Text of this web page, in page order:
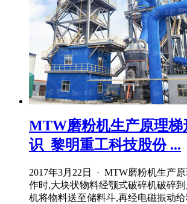
MTW磨粉机生产原理梯
识_黎明重工科技股份 ...
2017年3月22日 · MTW磨粉机生产
作时,大块状物料经颚式破碎机破碎
机将物料送至储料斗,再经电磁振动